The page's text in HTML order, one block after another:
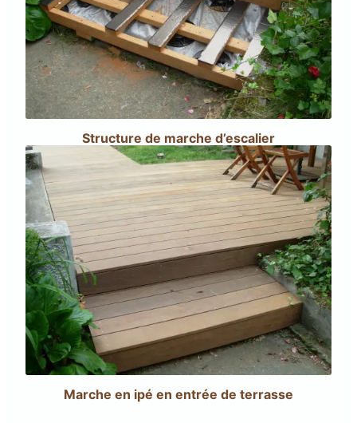
Structure de marche d’escalier
Marche en ipé en entrée de terrasse